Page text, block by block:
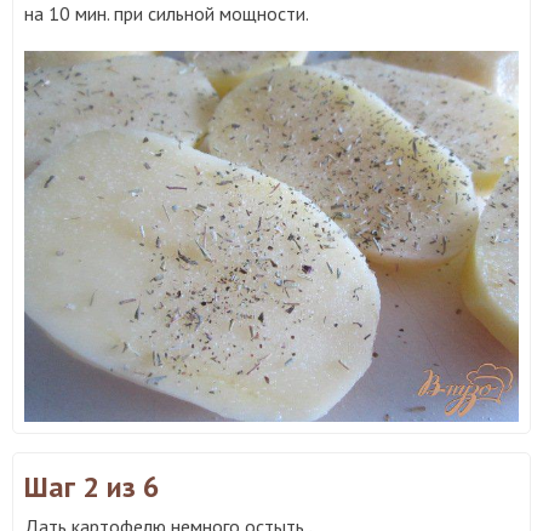
на 10 мин. при сильной мощности.
Шаг 2 из 6
Дать картофелю немного остыть .